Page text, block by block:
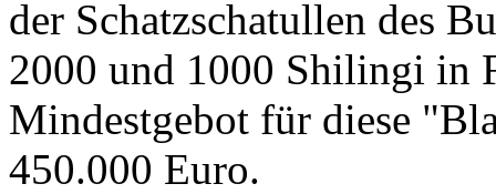
der Schatzschatullen des
2000 und 1000 Shilingi in
Mindestgebot für diese
450.000 Euro.